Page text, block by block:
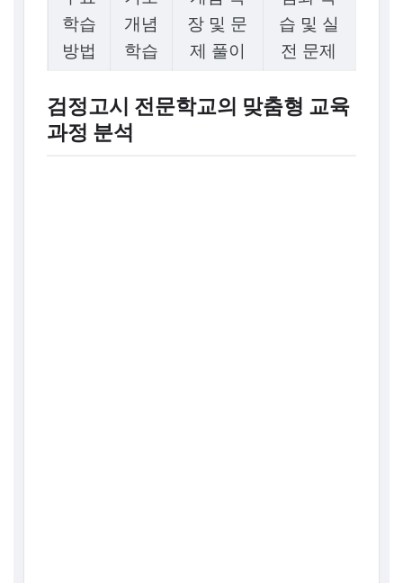
학습
방법
개념
학습
장 및 문
제 풀이
습 및 실
전 문제
검정고시 전문학교의 맞춤형 교육
과정 분석